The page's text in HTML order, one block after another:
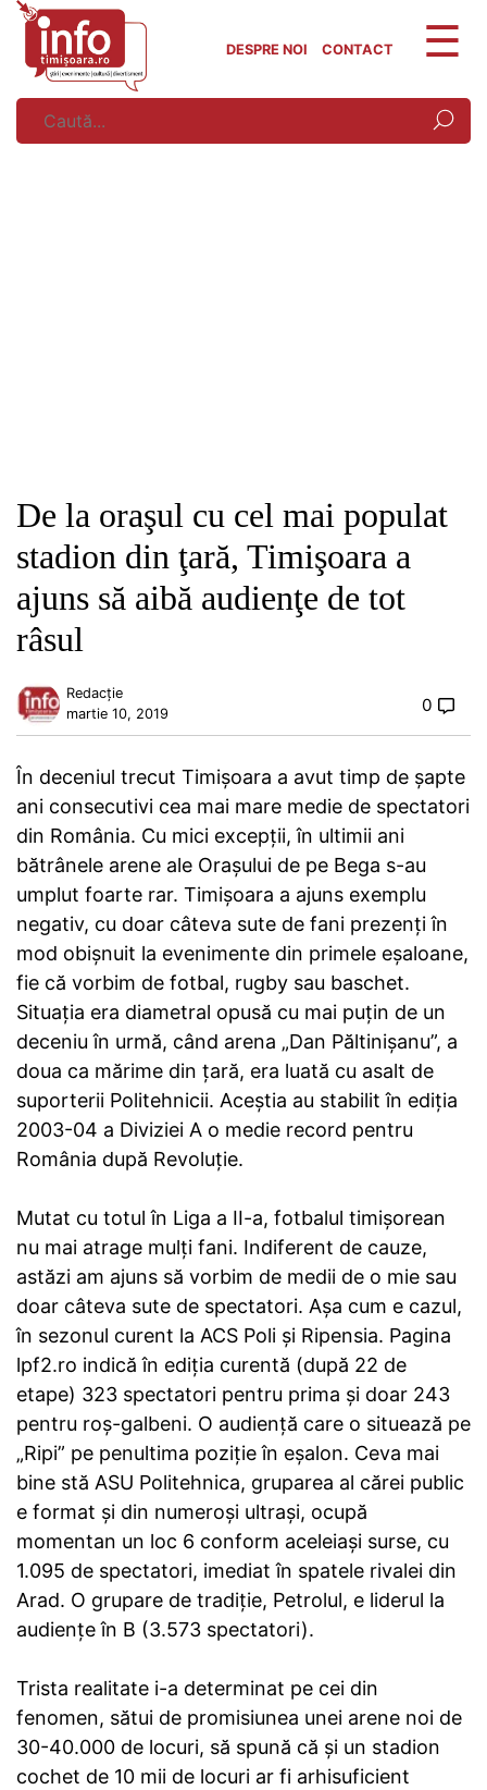
Skip
content
DESPRE NOI CONTACT
De la oraşul cu cel mai populat
stadion din ţară, Timişoara a
ajuns să aibă audienţe de tot
râsul
Redacție
martie 10, 2019
0
În deceniul trecut Timişoara a avut timp de şapte
ani consecutivi cea mai mare medie de spectatori
din România. Cu mici excepţii, în ultimii ani
bătrânele arene ale Oraşului de pe Bega s-au
umplut foarte rar. Timişoara a ajuns exemplu
negativ, cu doar câteva sute de fani prezenţi în
mod obişnuit la evenimente din primele eşaloane,
fie că vorbim de fotbal, rugby sau baschet.
Situaţia era diametral opusă cu mai puţin de un
deceniu în urmă, când arena „Dan Păltinişanu”, a
doua ca mărime din ţară, era luată cu asalt de
suporterii Politehnicii. Aceştia au stabilit în ediţia
2003-04 a Diviziei A o medie record pentru
România după Revoluţie.
Mutat cu totul în Liga a II-a, fotbalul timişorean
nu mai atrage mulţi fani. Indiferent de cauze,
astăzi am ajuns să vorbim de medii de o mie sau
doar câteva sute de spectatori. Aşa cum e cazul,
în sezonul curent la ACS Poli şi Ripensia. Pagina
lpf2.ro indică în ediţia curentă (după 22 de
etape) 323 spectatori pentru prima şi doar 243
pentru roş-galbeni. O audienţă care o situează pe
„Ripi” pe penultima poziţie în eşalon. Ceva mai
bine stă ASU Politehnica, gruparea al cărei public
e format şi din numeroşi ultraşi, ocupă
momentan un loc 6 conform aceleiaşi surse, cu
1.095 de spectatori, imediat în spatele rivalei din
Arad. O grupare de tradiţie, Petrolul, e liderul la
audienţe în B (3.573 spectatori).
Trista realitate i-a determinat pe cei din
fenomen, sătui de promisiunea unei arene noi de
30-40.000 de locuri, să spună că şi un stadion
cochet de 10 mii de locuri ar fi arhisuficient